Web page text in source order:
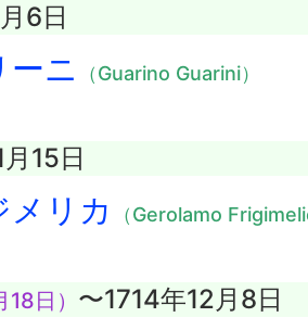
6日
ーニ （Guarino Guarini）
15日
メリカ （Gerolamo
18日） 〜1714年12月8日